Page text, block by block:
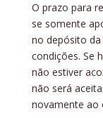
O prazo para
se somente
no depósito da
condições. Se
não estiver
não será
novamente ao